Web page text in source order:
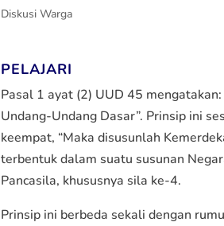
Diskusi Warga
PELAJARI
Pasal 1 ayat (2) UUD 45
Undang-Undang Dasar”. Prinsip ini
keempat, “Maka disusunlah
terbentuk dalam suatu susunan
Pancasila, khususnya sila ke-4.
Prinsip ini berbeda sekali dengan